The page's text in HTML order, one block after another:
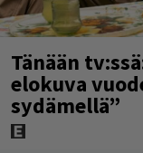
Tänään
elokuva
sydämellä”